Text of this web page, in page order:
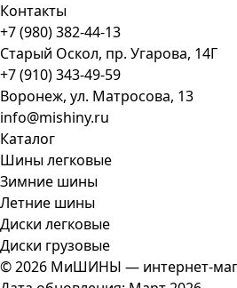
Контакты
+7 (980) 382-44-13
Старый Оскол, пр. Угарова, 14Г
+7 (910) 343-49-59
Воронеж, ул. Матросова, 13
info@mishiny.ru
Каталог
Шины легковые
Зимние шины
Летние шины
Диски легковые
Диски грузовые
© 2026 МиШИНЫ — интернет-